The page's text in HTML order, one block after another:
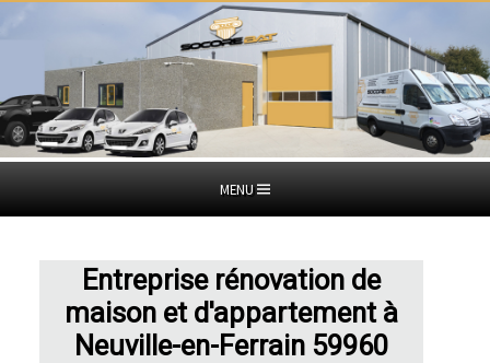
MENU
Entreprise rénovation de
maison et d'appartement à
Neuville-en-Ferrain 59960